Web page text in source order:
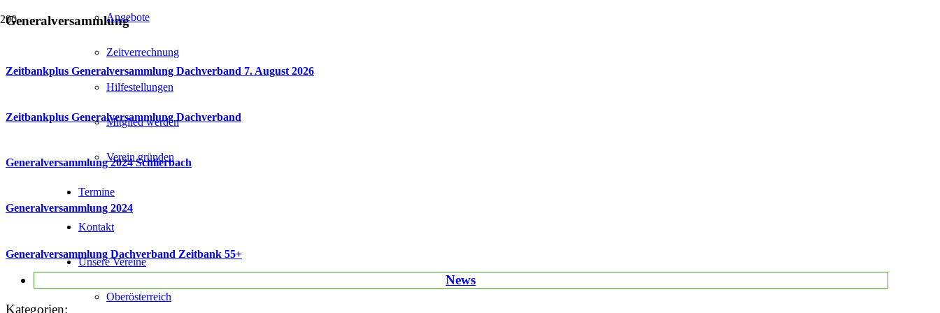
Angebote
Zeitverrechnung
Hilfestellungen
Mitglied werden
Verein gründen
Termine
Kontakt
Unsere Vereine
Oberösterreich
Generalversammlung
Zeitbankplus Generalversammlung Dachverband 7. August 2026
Zeitbankplus Generalversammlung Dachverband
Generalversammlung 2024 Schlierbach
Generalversammlung 2024
Generalversammlung Dachverband Zeitbank 55+
News
Kategorien: